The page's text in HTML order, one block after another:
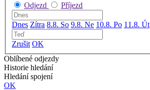
Odjezd
Příjezd
Dnes Zítra 8.8. So 9.8. Ne 10.8. Po 11.8. Út
Zrušit OK
Oblíbené odjezdy
Historie hledání
Hledání spojení
OK